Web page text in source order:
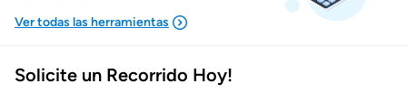
Mostrarme lo que puedo pagar
Solicite un Recorrido Hoy!